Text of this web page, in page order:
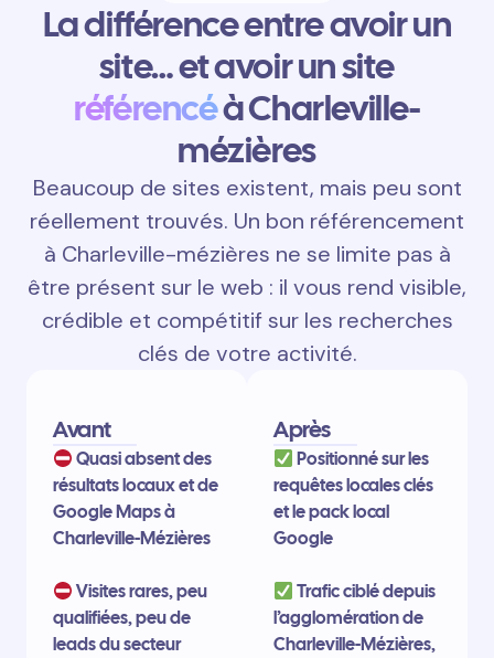
La différence entre avoir un
site… et avoir un site
référencéà Charleville-
mézières
Beaucoup de sites existent, mais peu sont
réellement trouvés. Un bon référencement
à Charleville-mézières ne se limite pas à
être présent sur le web : il vous rend visible,
crédible et compétitif sur les recherches
clés de votre activité.
Avant
Quasi absent des
résultats locaux et de
Google Maps à
Charleville-Mézières
Visites rares, peu
qualifiées, peu de
leads du secteur
Après
Positionné sur les
requêtes locales clés
et le pack local
Google
Trafic ciblé depuis
l’agglomération de
Charleville-Mézières,